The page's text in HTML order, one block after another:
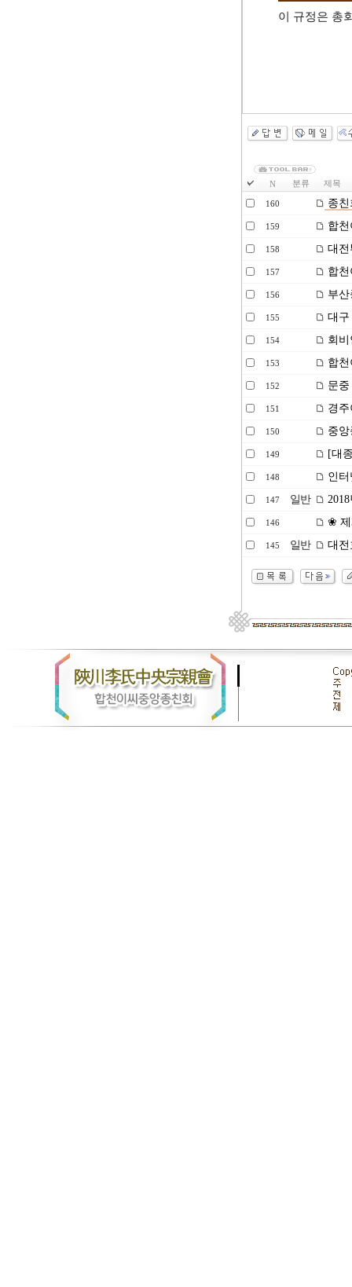
이 규정은 총
N 분류 제목
160 종
159 합
158 대전
157 합
156 부
155 대구
154 회비
153 합
152 문
151 경
150 중
149 [대
148 인
147 일반
146 ❀ 제
145 일반 대전